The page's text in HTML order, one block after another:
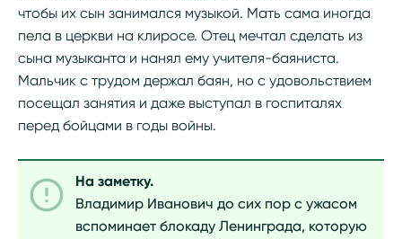
чтобы их сын занимался музыкой. Мать сама иногда
пела в церкви на клиросе. Отец мечтал сделать из
сына музыканта и нанял ему учителя-баяниста.
Мальчик с трудом держал баян, но с удовольствием
посещал занятия и даже выступал в госпиталях
перед бойцами в годы войны.
На заметку.
Владимир Иванович до сих пор с ужасом
вспоминает блокаду Ленинграда, которую